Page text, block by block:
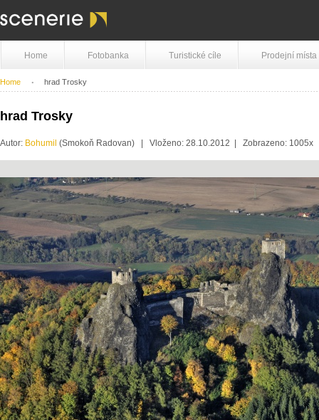
Home Fotobanka Turistické cíle Prodejní místa
Home hrad Trosky
hrad Trosky
Autor: Bohumil (Smokoň Radovan) | Vloženo: 28.10.2012 | Zobrazeno: